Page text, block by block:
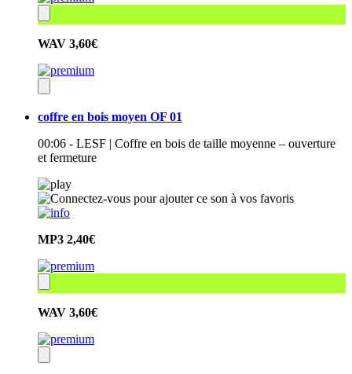
WAV 3,60€
coffre en bois moyen OF 01
00:06 - LESF | Coffre en bois de taille moyenne – ouverture
et fermeture
MP3 2,40€
WAV 3,60€